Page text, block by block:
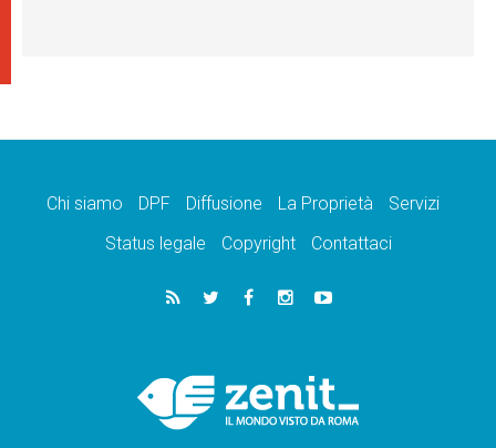
Chi siamo DPF Diffusione La Proprietà
Servizi
Status legale
Copyright Contattaci